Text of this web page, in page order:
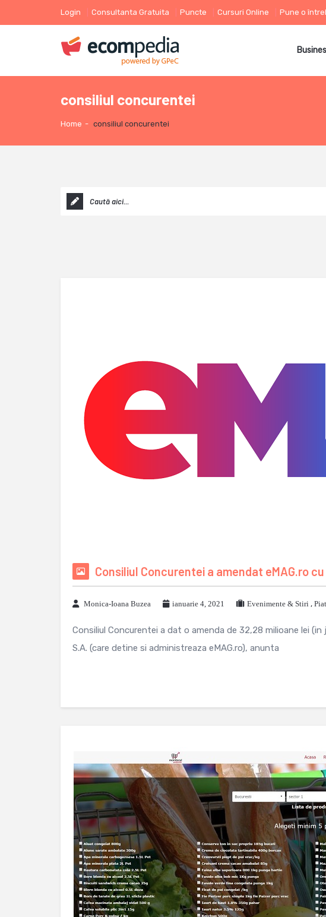
Login Consultanta Gratuita Puncte Cursuri Online Pune o
consiliul concurentei
Home - consiliul concurentei
Consiliul Concurentei a amendat eMAG.ro
Monica-Ioana Buzea ianuarie 4, 2021 Evenimente & Stiri ,
Consiliul Concurentei a dat o amenda de 32,28 milioane lei
S.A. (care detine si administreaza eMAG.ro), anunta